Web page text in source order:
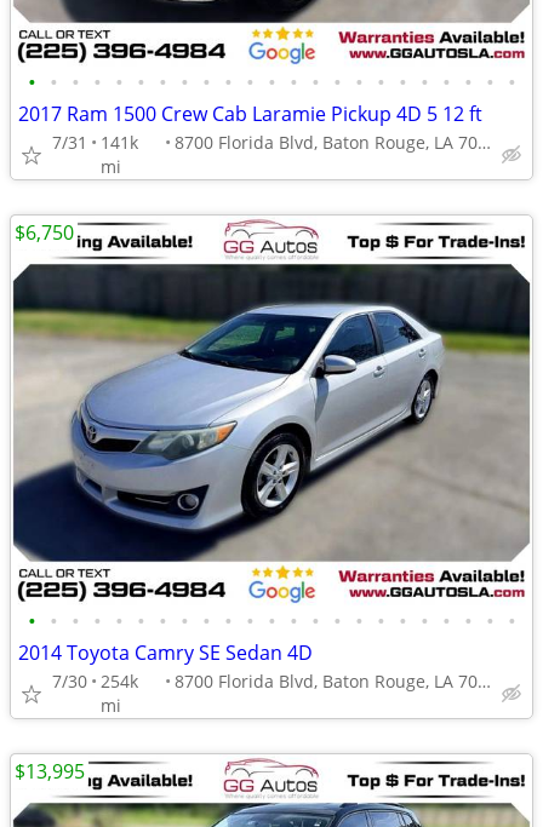
• • • • • • • • • • • • • • • • • • • • • • •
2017 Ram 1500 Crew Cab Laramie Pickup 4D 5 12 ft
7/31
141k
mi
8700 Florida Blvd, Baton Rouge, LA 70815
• • • • • • • • • • • • • • • • • • • • • • •
2014 Toyota Camry SE Sedan 4D
7/30 254k
mi
8700 Florida Blvd, Baton Rouge, LA 70815
$6,750
$13,995